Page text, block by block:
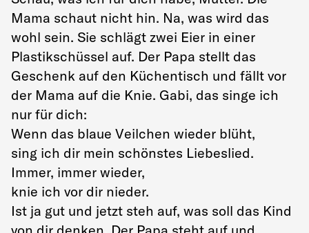
Mama schaut nicht hin. Na, was wird das
wohl sein. Sie schlägt zwei Eier in einer
Plastikschüssel auf. Der Papa stellt das
Geschenk auf den Küchentisch und fällt vor
der Mama auf die Knie. Gabi, das singe ich
nur für dich:
Wenn das blaue Veilchen wieder blüht,
sing ich dir mein schönstes Liebeslied.
Immer, immer wieder,
knie ich vor dir nieder.
Ist ja gut und jetzt steh auf, was soll das Kind
von dir denken. Der Papa steht auf und